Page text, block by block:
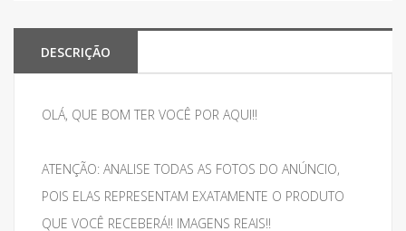
DESCRIÇÃO
OLÁ, QUE BOM TER VOCÊ POR AQUI!!
ATENÇÃO: ANALISE TODAS AS FOTOS DO ANÚNCIO,
POIS ELAS REPRESENTAM EXATAMENTE O PRODUTO
QUE VOCÊ RECEBERÁ!! IMAGENS REAIS!!